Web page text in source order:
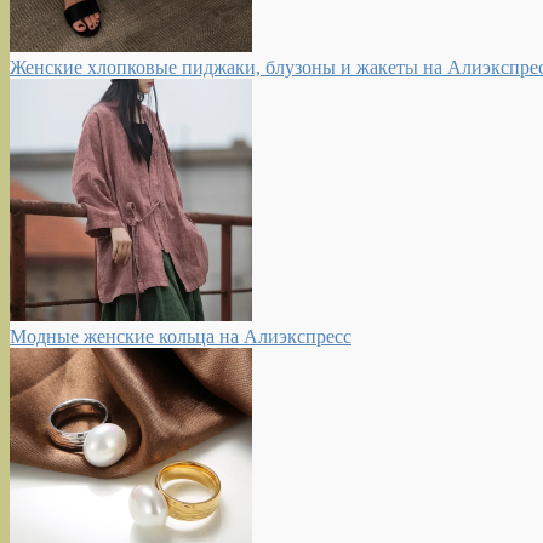
Женские хлопковые пиджаки, блузоны и жакеты на
Модные женские кольца на Алиэкспресс